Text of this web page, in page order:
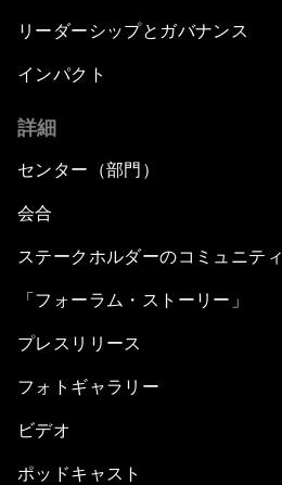
リーダーシップとガバナンス
インパクト
詳細
センター（部門）
会合
ステークホルダーのコミュニティ
「フォーラム・ストーリー」
プレスリリース
フォトギャラリー
ビデオ
ポッドキャスト